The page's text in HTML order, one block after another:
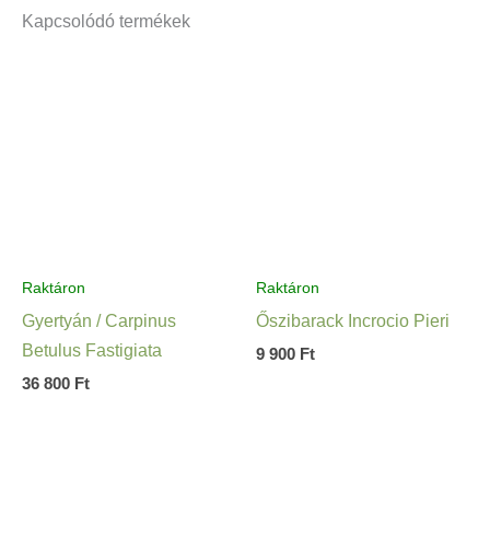
Kapcsolódó termékek
Raktáron
Gyertyán / Carpinus
Betulus Fastigiata
36 800 Ft
Raktáron
Őszibarack Incrocio Pieri
9 900 Ft